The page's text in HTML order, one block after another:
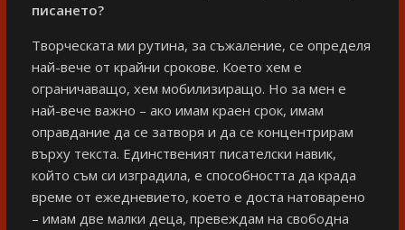
писането?
Творческата ми рутина, за съжаление, се определя
най-вече от крайни срокове. Което хем е
ограничаващо, хем мобилизиращо. Но за мен е
най-вече важно – ако имам краен срок, имам
оправдание да се затворя и да се концентрирам
върху текста. Единственият писателски навик,
който съм си изградила, е способността да крада
време от ежедневието, което е доста натоварено
– имам две малки деца, превеждам на свободна